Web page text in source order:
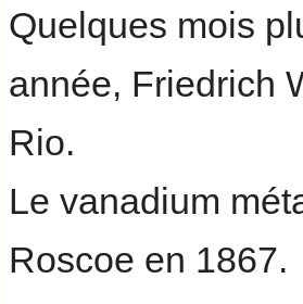
Quelques mois
année, Friedrich
Rio.
Le vanadium
Roscoe en 1867.